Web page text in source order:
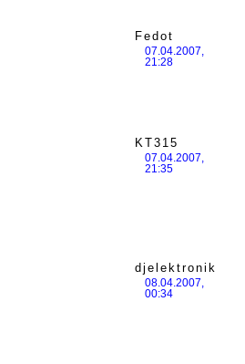
Fedot
07.04.2007,
21:28
KT315
07.04.2007,
21:35
djelektronik
08.04.2007,
00:34